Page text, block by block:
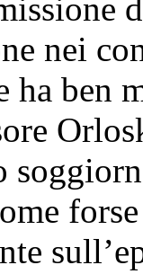
nei
ha ben